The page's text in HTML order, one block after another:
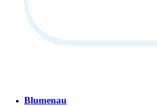
Blumenau